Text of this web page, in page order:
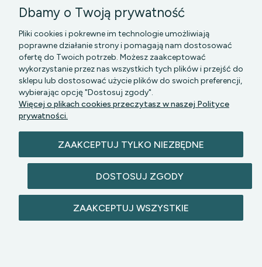
PGK MAZOWSZE SP Z O.O.|| Bartycka 24-210B,
00-716 WARSZAWA, woj. mazowieckie || NIP:
zastrzeżone.
Dbamy o Twoją prywatność
Pliki cookies i pokrewne im technologie umożliwiają
poprawne działanie strony i pomagają nam dostosować
ofertę do Twoich potrzeb. Możesz zaakceptować
wykorzystanie przez nas wszystkich tych plików i przejść do
sklepu lub dostosować użycie plików do swoich preferencji,
wybierając opcję "Dostosuj zgody".
Więcej o plikach cookies przeczytasz w naszej Polityce
prywatności.
ZAAKCEPTUJ TYLKO NIEZBĘDNE
DOSTOSUJ ZGODY
ZAAKCEPTUJ WSZYSTKIE